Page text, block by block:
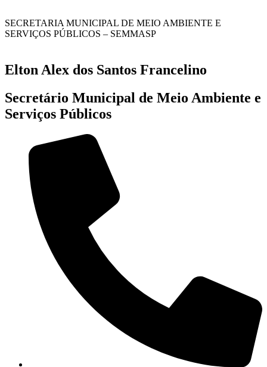
SECRETARIA MUNICIPAL DE MEIO AMBIENTE E
SERVIÇOS PÚBLICOS – SEMMASP
Elton Alex dos Santos Francelino
Secretário Municipal de Meio Ambiente e
Serviços Públicos